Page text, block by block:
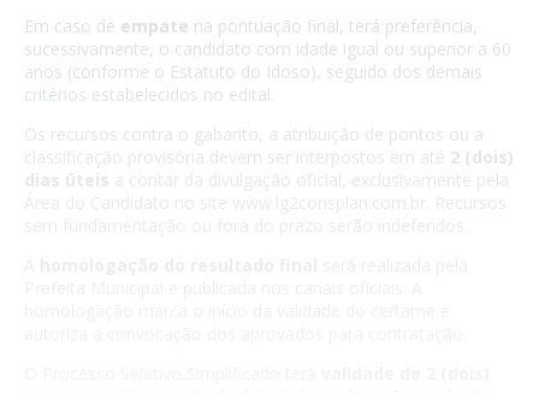
Em caso de empate na pontuação final, terá preferência,
sucessivamente, o candidato com idade igual ou superior a 60
anos (conforme o Estatuto do Idoso), seguido dos demais
critérios estabelecidos no edital.
Os recursos contra o gabarito, a atribuição de pontos ou a
classificação provisória devem ser interpostos em até 2 (dois)
dias úteis a contar da divulgação oficial, exclusivamente pela
Área do Candidato no site www.lg2consplan.com.br. Recursos